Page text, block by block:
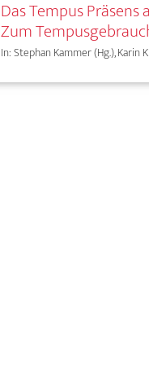
Das Tempus
Zum
In: Stephan Kammer (Hg.), Karin